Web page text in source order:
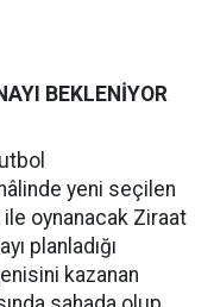
BEKLENİYOR
yeni seçilen
ile oynanacak Ziraat
planladığı
kazanan